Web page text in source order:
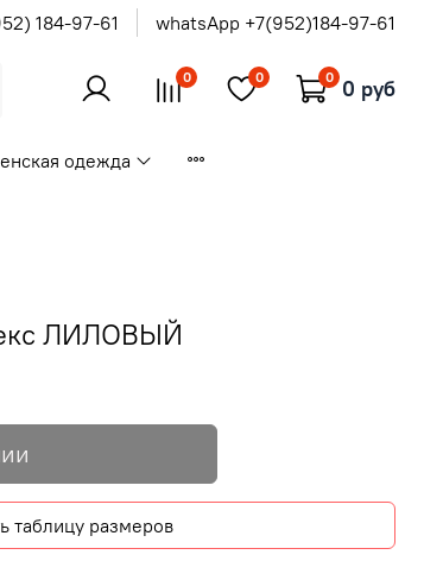
184-97-61 whatsApp +7(952)184-97-61
0 0 0 0 руб
одежда
ЛИЛОВЫЙ
таблицу размеров